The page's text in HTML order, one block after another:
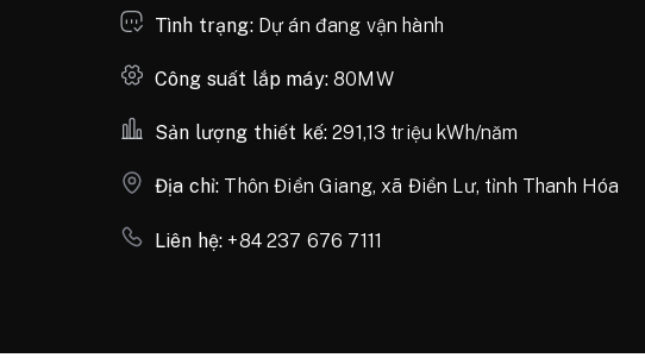
Tình trạng: Dự án đang vận hành
Công suất lắp máy:80MW
Sản lượng thiết kế:291,13 triệu kWh/năm
Địa chỉ: Thôn Điền Giang, xã Điền Lư, tỉnh Thanh Hóa
Liên hệ: +84 237 676 7111